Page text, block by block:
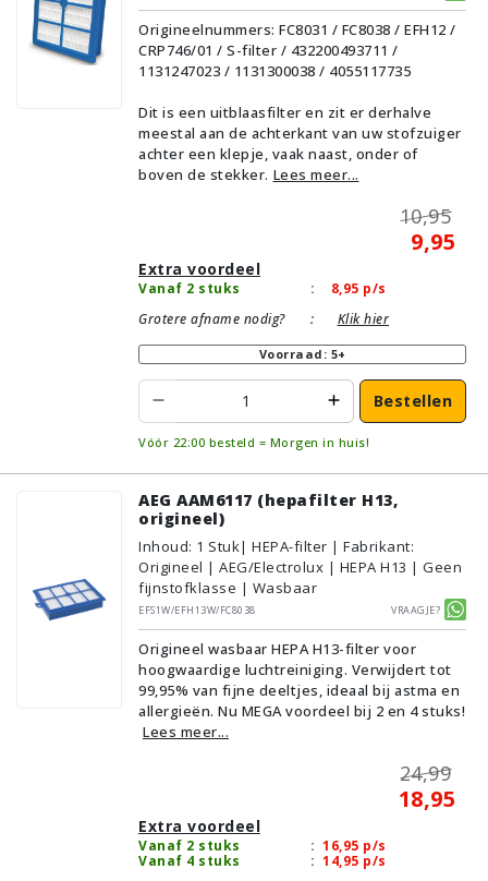
Origineelnummers: FC8031 / FC8038 / EFH12 /
CRP746/01 / S-filter / 432200493711 /
1131247023 / 1131300038 / 4055117735
Dit is een uitblaasfilter en zit er derhalve
meestal aan de achterkant van uw stofzuiger
achter een klepje, vaak naast, onder of
boven de stekker. Lees meer...
10,95
9,95
Extra voordeel
Vanaf 2 stuks : 8,95 p/s
Grotere afname nodig?
: Klik hier
Voorraad: 5+
Bestellen
Vóór 22:00 besteld = Morgen in huis!
AEG AAM6117 (hepafilter H13,
origineel)
Inhoud: 1 Stuk| HEPA-filter | Fabrikant:
Origineel | AEG/Electrolux | HEPA H13 | Geen
fijnstofklasse | Wasbaar
EFS1W/EFH13W/FC8038
Vraagje?
Origineel wasbaar HEPA H13-filter voor
hoogwaardige luchtreiniging. Verwijdert tot
99,95% van fijne deeltjes, ideaal bij astma en
allergieën. Nu MEGA voordeel bij 2 en 4 stuks!
Lees meer...
24,99
18,95
Extra voordeel
Vanaf 2 stuks : 16,95 p/s
Vanaf 4 stuks
: 14,95 p/s